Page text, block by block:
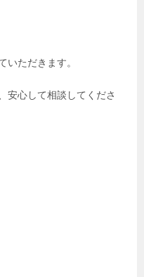
いただきます。
安心して相談してくださ